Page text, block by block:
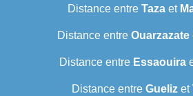
Distance entre Tazaet
Distance entre Ouarzazate
Distance entre Essaouira
Distance entre Guelizet